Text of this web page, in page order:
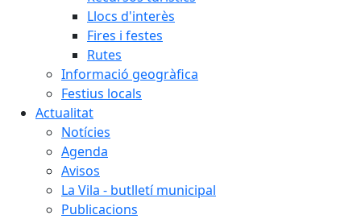
Llocs d'interès
Fires i festes
Rutes
Informació geogràfica
Festius locals
Actualitat
Notícies
Agenda
Avisos
La Vila - butlletí municipal
Publicacions